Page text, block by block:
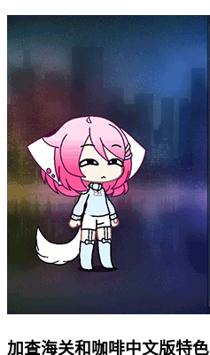
加查海关和咖啡中文版特色